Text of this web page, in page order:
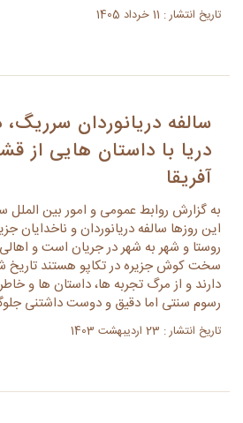
تاریخ انتشار : 11 خرداد 1405
سالفه دریانوردان
دریا با داستان هایی از
آفریقا
به گزارش روابط عمومی و امور بین الملل
این روزها سالفه دریانوردان و ناخدایان
روستا و شهر به شهر در جریان است و
سخت کوش جزیره در تکاپو هستند تاریخ
دارند و از مرگ تجربه ها، داستان ها و
رسوم سنتی اما دقیق و دوست داشتنی
تاریخ انتشار : 23 اردیبهشت 1403